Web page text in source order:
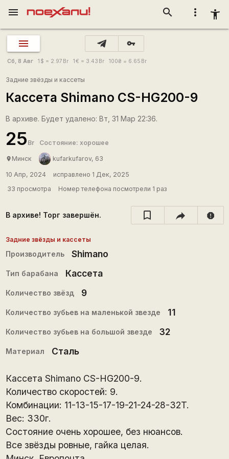
more_vert accessibility_new
search
menu
vpn_key
Сб, 8 Авг 1 $ = 2.97 Br 1€ = 3.43 Br 100₴ = 6.65 Br
Задние звёзды и кассеты
Кассета Shimano CS-HG200-9
В архиве. Будет удалено: Вт, 31 Мар 22:36.
25 Br Состояние: хорошее
place Минск kufarkufarov, 63
10 Апр, 2024
исправлено 1 Дек, 2025
33 просмотра
Номер телефона посмотрели 1 раз
В архиве! Торг завершён. report
Задние звёзды и кассеты
Производитель Shimano
Тип барабана Кассета
Количество звёзд 9
Количество зубьев на маленькой звезде 11
Количество зубьев на большой звезде 32
Материал Сталь
Кассета Shimano CS-HG200-9.
Количество скоростей: 9.
Комбинации: 11-13-15-17-19-21-24-28-32T.
Вес: 330г.
Состояние очень хорошее, без нюансов.
Все звёзды ровные, гайка целая.